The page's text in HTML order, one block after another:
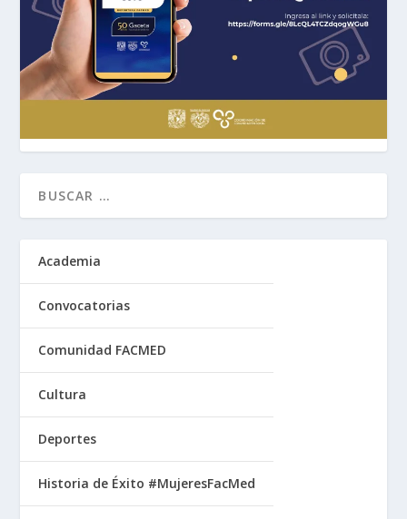
Academia
Convocatorias
Comunidad FACMED
Cultura
Deportes
Historia de Éxito #MujeresFacMed